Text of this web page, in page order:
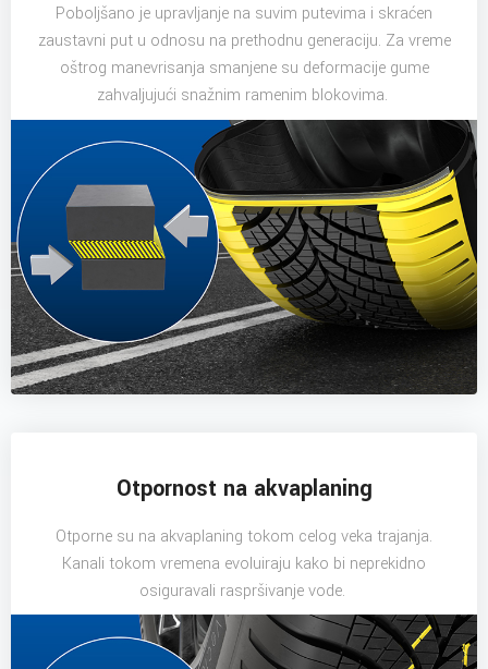
Poboljšano je upravljanje na suvim putevima i skraćen
zaustavni put u odnosu na prethodnu generaciju. Za vreme
oštrog manevrisanja smanjene su deformacije gume
zahvaljujući snažnim ramenim blokovima.
Otpornost na akvaplaning
Otporne su na akvaplaning tokom celog veka trajanja.
Kanali tokom vremena evoluiraju kako bi neprekidno
osiguravali raspršivanje vode.